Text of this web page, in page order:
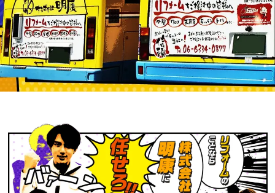
豊中市のリフォームなら株式会社明康｜外壁塗装・屋根・防水・内装・水廻り・